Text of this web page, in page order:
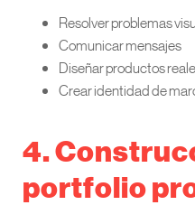
Resolver problemas
Comunicar mensajes
Diseñar productos
Crear identidad de
4.
portfolio